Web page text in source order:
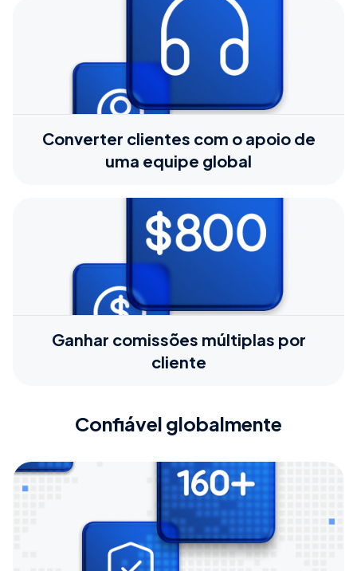
Converter clientes com o apoio de
uma equipe global
Ganhar comissões múltiplas por
cliente
Confiável globalmente